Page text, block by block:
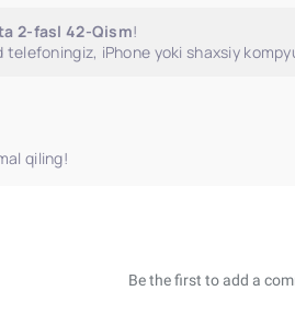
2-fasl 42-Qism!
iPhone yoki shaxsiy
qiling!